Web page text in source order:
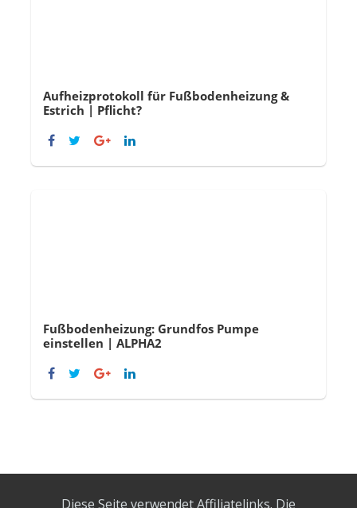
Aufheizprotokoll für Fußbodenheizung &
Estrich | Pflicht?
Fußbodenheizung: Grundfos Pumpe
einstellen | ALPHA2
Diese Seite verwendet Affiliatelinks. Die